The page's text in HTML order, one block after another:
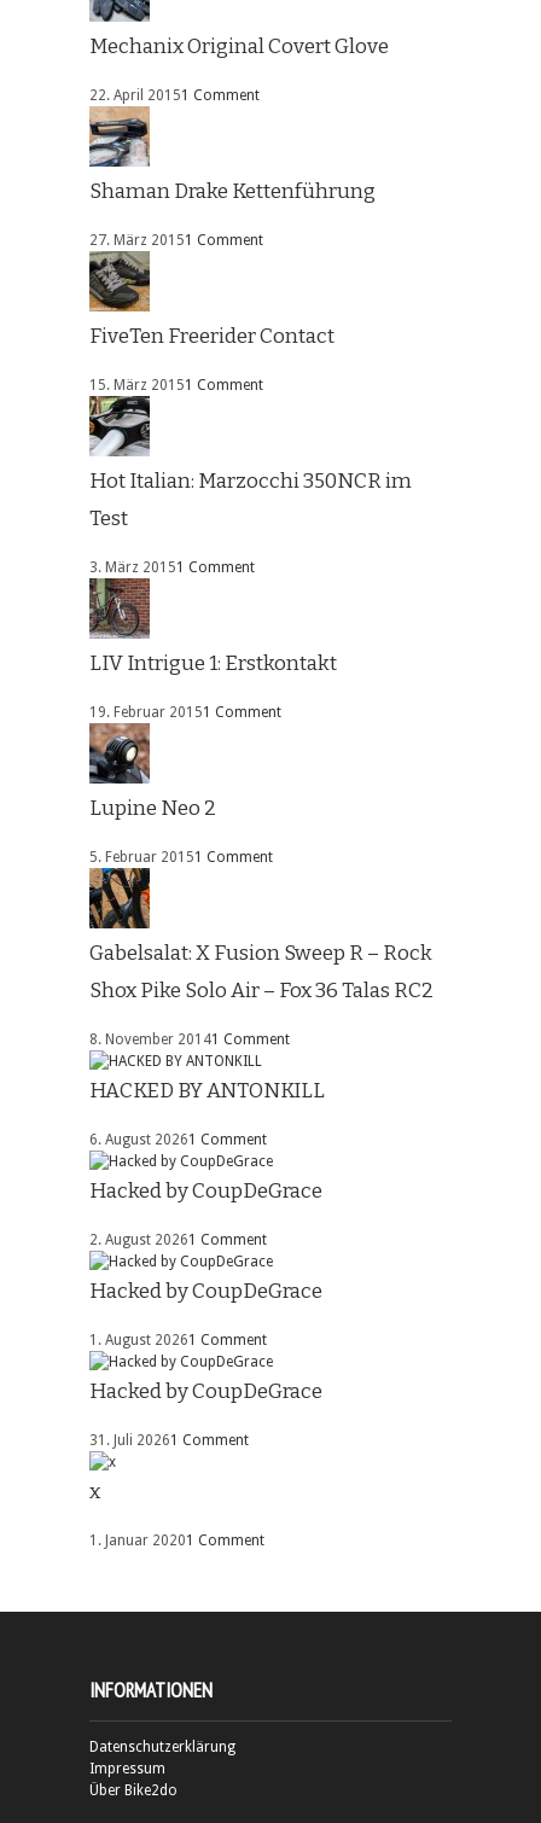
Mechanix Original Covert Glove
22. April 20151 Comment
Shaman Drake Kettenführung
27. März 20151 Comment
FiveTen Freerider Contact
15. März 20151 Comment
Hot Italian: Marzocchi 350NCR im
Test
3. März 20151 Comment
LIV Intrigue 1: Erstkontakt
19. Februar 20151 Comment
Lupine Neo 2
5. Februar 20151 Comment
Gabelsalat: X Fusion Sweep R – Rock
Shox Pike Solo Air – Fox 36 Talas RC2
8. November 20141 Comment
HACKED BY ANTONKILL
6. August 20261 Comment
Hacked by CoupDeGrace
2. August 20261 Comment
Hacked by CoupDeGrace
1. August 20261 Comment
Hacked by CoupDeGrace
31. Juli 20261 Comment
x
1. Januar 20201 Comment
INFORMATIONEN
Datenschutzerklärung
Impressum
Über Bike2do